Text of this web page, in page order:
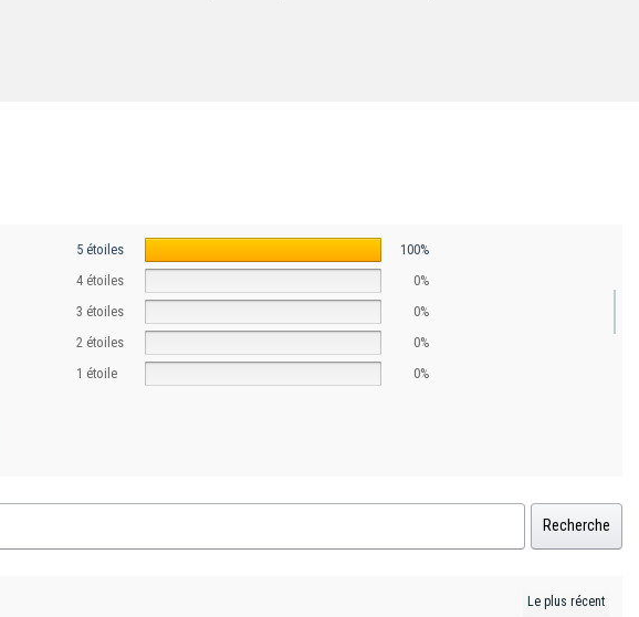
5 étoiles
100%
4 étoiles
0%
3 étoiles
0%
2 étoiles
0%
1 étoile
0%
Recherche